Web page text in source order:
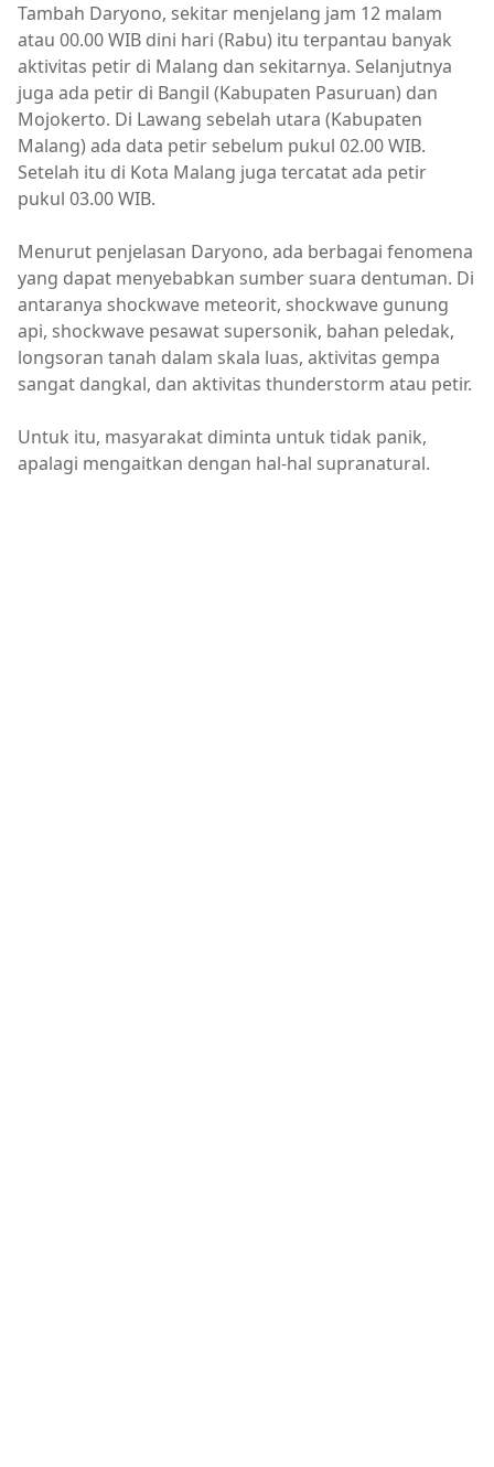
Tambah Daryono, sekitar menjelang jam 12 malam
atau 00.00 WIB dini hari (Rabu) itu terpantau banyak
aktivitas petir di Malang dan sekitarnya. Selanjutnya
juga ada petir di Bangil (Kabupaten Pasuruan) dan
Mojokerto. Di Lawang sebelah utara (Kabupaten
Malang) ada data petir sebelum pukul 02.00 WIB.
Setelah itu di Kota Malang juga tercatat ada petir
pukul 03.00 WIB.
Menurut penjelasan Daryono, ada berbagai fenomena
yang dapat menyebabkan sumber suara dentuman. Di
antaranya shockwave meteorit, shockwave gunung
api, shockwave pesawat supersonik, bahan peledak,
longsoran tanah dalam skala luas, aktivitas gempa
sangat dangkal, dan aktivitas thunderstorm atau petir.
Untuk itu, masyarakat diminta untuk tidak panik,
apalagi mengaitkan dengan hal-hal supranatural.